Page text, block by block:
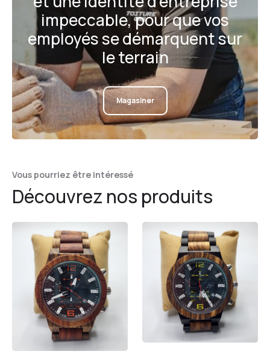
impeccable, pour que vos
employés se démarquent sur
le terrain
Magasiner
Vous pourriez être intéressé
Découvrez nos produits